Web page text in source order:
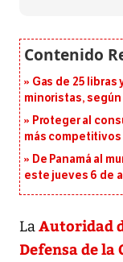
Gas de 25
minoristas,
Proteger al
más competitivos
De Panamá al
este jueves 6 de
LaAutoridad
Defensa de la